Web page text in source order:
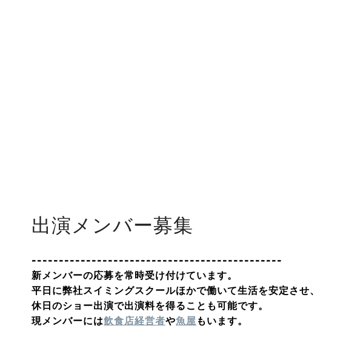
出演メンバー募集
----------------------------------------------
新メンバーの応募を常時受け付けています。
平日に弊社スイミングスクールほかで働いて生活を安定させ、
休日のショー出演で出演料を得ることも可能です。
現メンバーには飲食店経営者や魚屋 もいます。